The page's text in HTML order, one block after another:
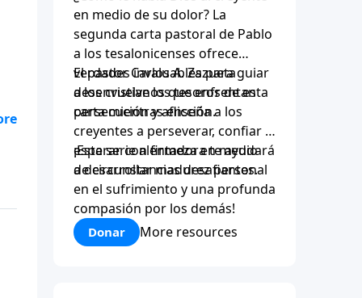
en medio de su dolor? La
segunda carta pastoral de Pablo
a los tesalonicenses ofrece
verdades invaluables para guiar
a los cristianos que enfrentan
persecución y aflicción.
El pastor Carlos A. Zazueta
desenvuelve los tesoros de esta
carta mientras enseña a los
creyentes a perseverar, confiar y
esperar con firmeza en medio
de circunstancias desafiantes.
¡Esta serie alentadora te ayudará
a desarrollar madurez personal
en el sufrimiento y una profunda
compasión por los demás!
Donar More resources